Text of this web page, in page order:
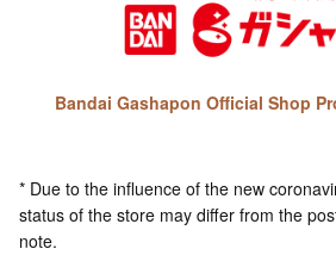
Bandai Gashapon Official Shop
* Due to the influence of the new
status of the store may differ from the
note.